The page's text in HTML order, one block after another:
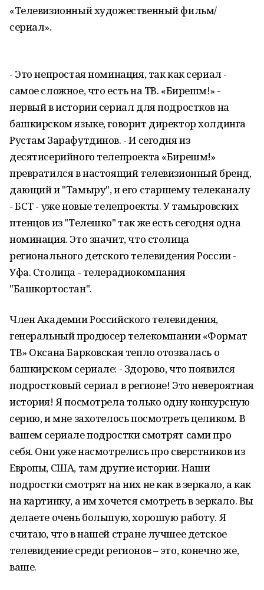
«Телевизионный художественный фильм/
сериал».
- Это непростая номинация, так как сериал -
самое сложное, что есть на ТВ. «Бирешмә!» -
первый в истории сериал для подростков на
башкирском языке, говорит директор холдинга
Рустам Зарафутдинов. - И сегодня из
десятисерийного телепроекта «Бирешмә!»
превратился в настоящий телевизионный бренд,
дающий и "Тамыру", и его старшему телеканалу
- БСТ - уже новые телепроекты. У тамыровских
птенцов из "Телешко" так же есть сегодня одна
номинация. Это значит, что столица
регионального детского телевидения России -
Уфа. Столица - телерадиокомпания
"Башкортостан".
Член Академии Российского телевидения,
генеральный продюсер телекомпании «Формат
ТВ» Оксана Барковская тепло отозвалась о
башкирском сериале: - Здорово, что появился
подростковый сериал в регионе! Это невероятная
история! Я посмотрела только одну конкурсную
серию, и мне захотелось посмотреть целиком. В
вашем сериале подростки смотрят сами про
себя. Они уже насмотрелись про сверстников из
Европы, США, там другие истории. Наши
подростки смотрят на них не как в зеркало, а как
на картинку, а им хочется смотреть в зеркало. Вы
делаете очень большую, хорошую работу. Я
считаю, что в нашей стране лучшее детское
телевидение среди регионов – это, конечно же,
ваше.